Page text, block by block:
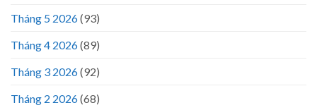
Tháng 5 2026(93)
Tháng 4 2026(89)
Tháng 3 2026(92)
Tháng 2 2026(68)